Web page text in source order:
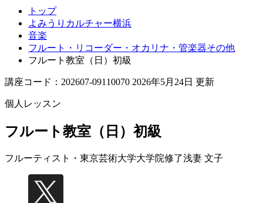
トップ
よみうりカルチャー横浜
音楽
フルート・リコーダー・オカリナ・管楽器その他
フルート教室（日）初級
講座コード：202607-09110070 2026年5月24日 更新
個人レッスン
フルート教室（日）初級
フルーティスト・東京芸術大学大学院修了浅妻 文子